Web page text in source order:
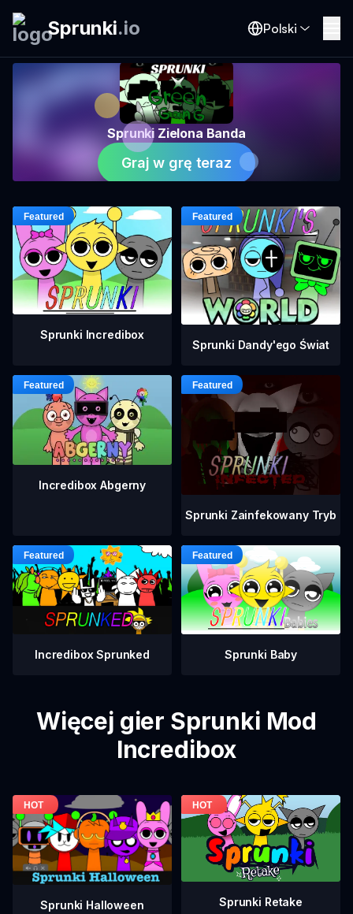
Sprunki.io Polski
Sprunki Zielona Banda
Graj w grę teraz
Sprunki Incredibox
Sprunki Dandy'ego Świat
Incredibox Abgerny
Sprunki Zainfekowany Tryb
Incredibox Sprunked Sprunki Baby
Więcej gier Sprunki Mod
Incredibox
Sprunki Halloween Sprunki Retake